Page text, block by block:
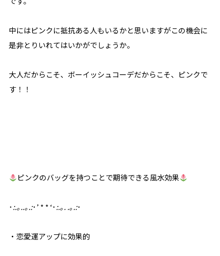
中にはピンクに抵抗ある人もいるかと思いますがこの機会に
是非とりいれてはいかがでしょうか。
大人だからこそ、ボーイッシュコーデだからこそ、ピンクで
す！！
ピンクのバッグを持つことで期待できる風水効果
･:.｡..｡.:･’ * * ‘･:.｡. .｡.:･
・恋愛運アップに効果的